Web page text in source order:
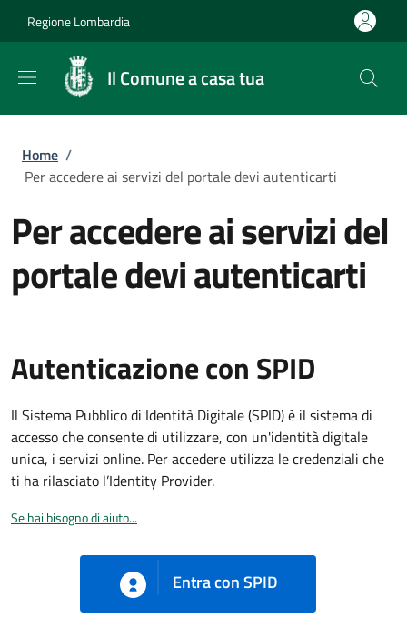
Regione Lombardia
Il Comune a casa tua
Briciole di pane
Home /
Per accedere ai servizi del portale devi autenticarti
Per accedere ai servizi del
portale devi autenticarti
Autenticazione con SPID
Il Sistema Pubblico di Identità Digitale (SPID) è il sistema di
accesso che consente di utilizzare, con un'identità digitale
unica, i servizi online. Per accedere utilizza le credenziali che
ti ha rilasciato l’Identity Provider.
Se hai bisogno di aiuto...
Entra con SPID